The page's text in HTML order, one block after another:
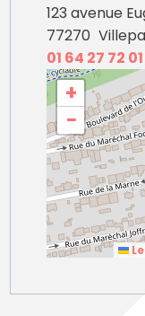
123 avenue
77270
01 64 27 72 01
+
−